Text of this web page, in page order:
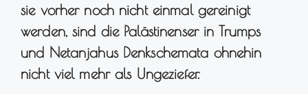
sie vorher noch nicht einmal gereinigt
werden, sind die Palästinenser in Trumps
und Netanjahus Denkschemata ohnehin
nicht viel mehr als Ungeziefer.